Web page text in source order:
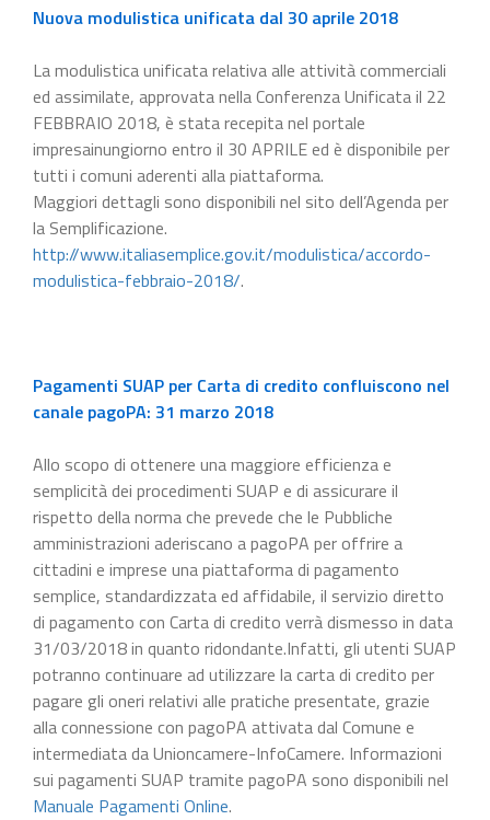
Nuova modulistica unificata dal 30 aprile 2018
La modulistica unificata relativa alle attività commerciali
ed assimilate, approvata nella Conferenza Unificata il 22
FEBBRAIO 2018, è stata recepita nel portale
impresainungiorno entro il 30 APRILE ed è disponibile per
tutti i comuni aderenti alla piattaforma.
Maggiori dettagli sono disponibili nel sito dell’Agenda per
la Semplificazione.
http://www.italiasemplice.gov.it/modulistica/accordo-
modulistica-febbraio-2018/.
Pagamenti SUAP per Carta di credito confluiscono nel
canale pagoPA: 31 marzo 2018
Allo scopo di ottenere una maggiore efficienza e
semplicità dei procedimenti SUAP e di assicurare il
rispetto della norma che prevede che le Pubbliche
amministrazioni aderiscano a pagoPA per offrire a
cittadini e imprese una piattaforma di pagamento
semplice, standardizzata ed affidabile, il servizio diretto
di pagamento con Carta di credito verrà dismesso in data
31/03/2018 in quanto ridondante.Infatti, gli utenti SUAP
potranno continuare ad utilizzare la carta di credito per
pagare gli oneri relativi alle pratiche presentate, grazie
alla connessione con pagoPA attivata dal Comune e
intermediata da Unioncamere-InfoCamere. Informazioni
sui pagamenti SUAP tramite pagoPA sono disponibili nel
Manuale Pagamenti Online.